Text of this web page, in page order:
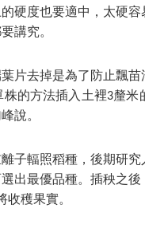
硬度也要適中，太硬
講究。
片去掉是為了防止飄
的方法插入土裡3釐米
說。
子輻照稻種，後期研
出最優品種。插秧之
穫果實。